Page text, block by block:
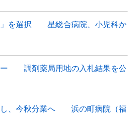
」を選択 星総合病院、小児科か
ー 調剤薬局用地の入札結果を公
し、今秋分業へ 浜の町病院（福